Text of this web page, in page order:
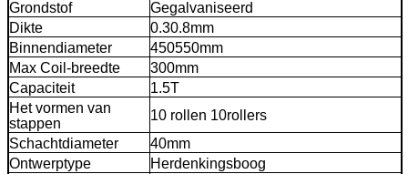
Grondstof
Gegalvaniseerd
Dikte
0.30.8mm
Binnendiameter
450550mm
Max Coil-breedte
300mm
Capaciteit
1.5T
Het vormen van
stappen
10 rollen 10rollers
Schachtdiameter
40mm
Ontwerptype
Herdenkingsboog